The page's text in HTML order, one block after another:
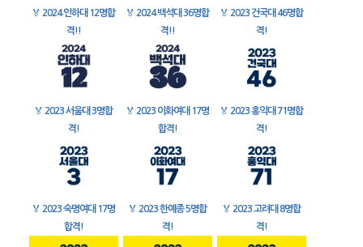
🏅 2024 인하대 12명합
격!!
🏅 2024 백석대 36명합
격!!
🏅 2023 건국대 46명합
격!
🏅 2023 서울대 3명합
격!
🏅 2023 이화여대 17명
합격!
🏅 2023 홍익대 71명합
격!
🏅 2023 숙명여대 17명
합격!
🏅 2023 한예종 5명합
격!
🏅 2023 고려대 8명합
격!